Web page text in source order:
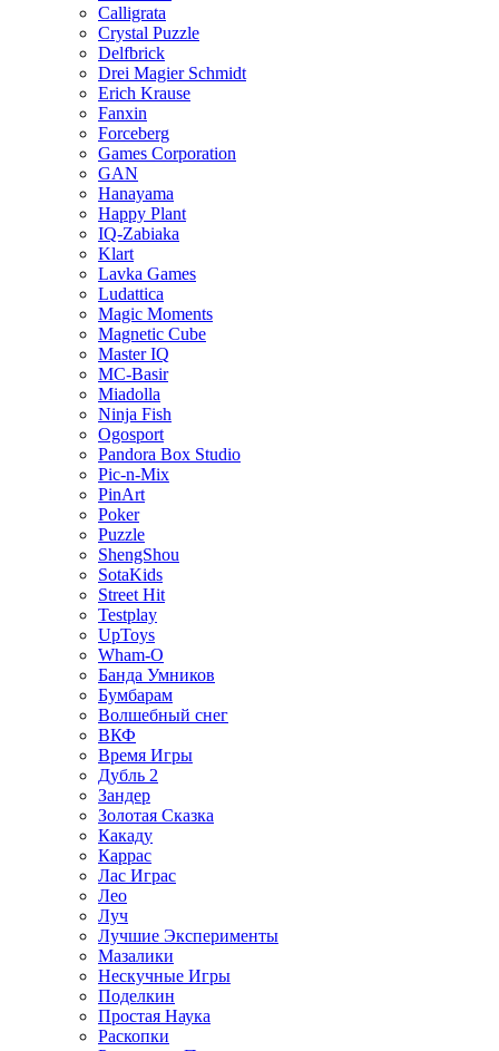
Calligrata
Crystal Puzzle
Delfbrick
Drei Magier Schmidt
Erich Krause
Fanxin
Forceberg
Games Corporation
GAN
Hanayama
Happy Plant
IQ-Zabiaka
Klart
Lavka Games
Ludattica
Magic Moments
Magnetic Cube
Master IQ
MC-Basir
Miadolla
Ninja Fish
Ogosport
Pandora Box Studio
Pic-n-Mix
PinArt
Poker
Puzzle
ShengShou
SotaKids
Street Hit
Testplay
UpToys
Wham-O
Банда Умников
Бумбарам
Волшебный снег
ВКФ
Время Игры
Дубль 2
Зандер
Золотая Сказка
Какаду
Каррас
Лас Играс
Лео
Луч
Лучшие Эксперименты
Мазалики
Нескучные Игры
Поделкин
Простая Наука
Раскопки